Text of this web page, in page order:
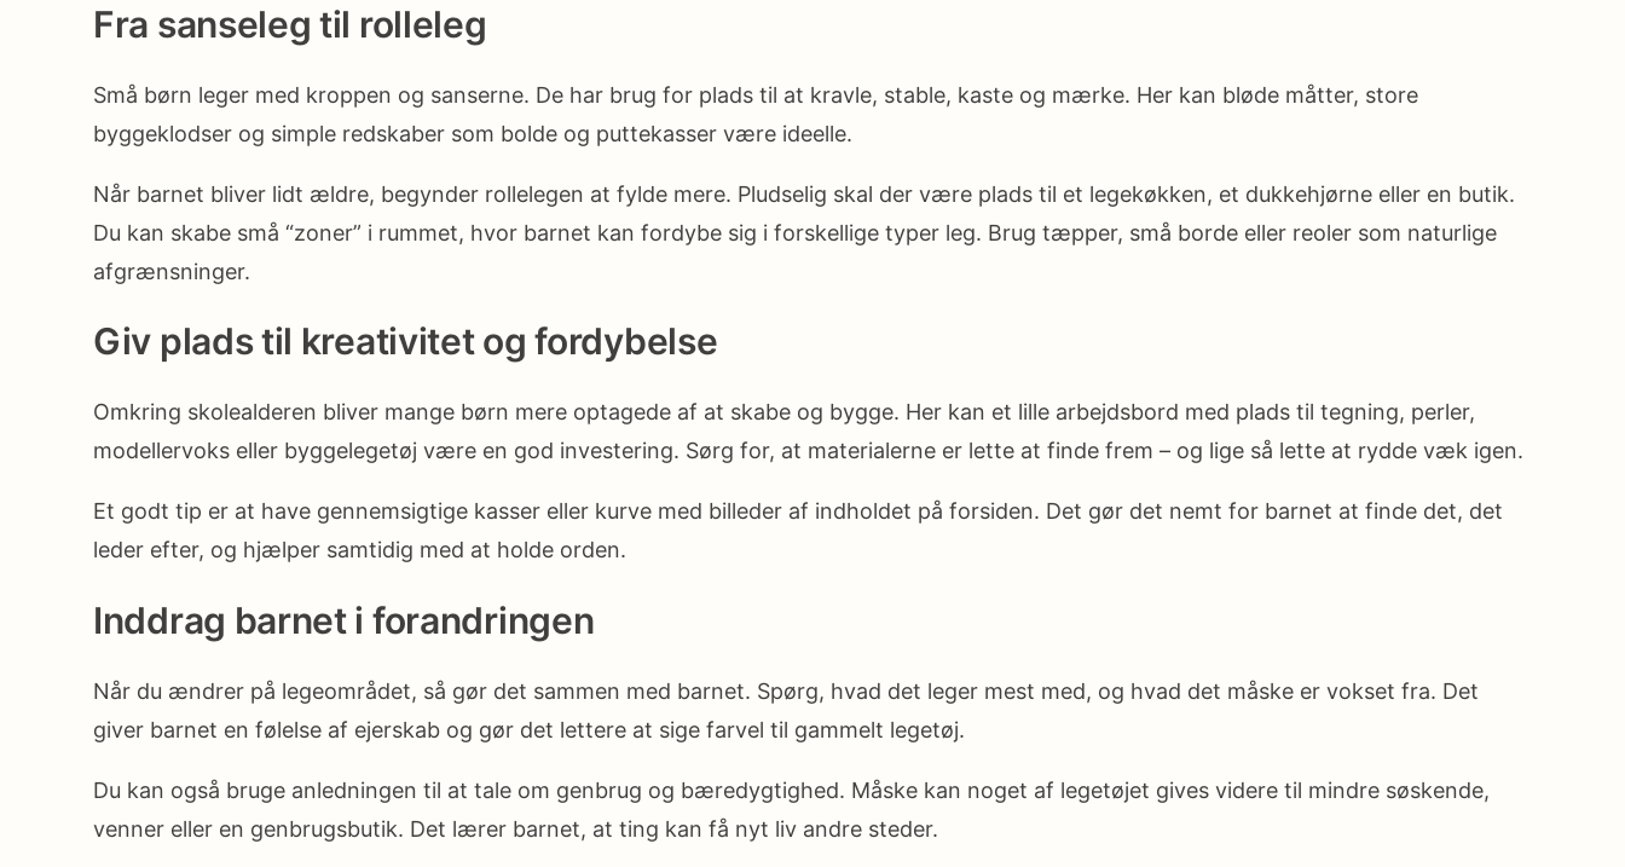
Fra sanseleg til rolleleg
Små børn leger med kroppen og sanserne. De har brug for plads til at kravle, stable, kaste og mærke. Her kan bløde måtter, store
byggeklodser og simple redskaber som bolde og puttekasser være ideelle.
Når barnet bliver lidt ældre, begynder rollelegen at fylde mere. Pludselig skal der være plads til et legekøkken, et dukkehjørne eller en butik.
Du kan skabe små “zoner” i rummet, hvor barnet kan fordybe sig i forskellige typer leg. Brug tæpper, små borde eller reoler som naturlige
afgrænsninger.
Giv plads til kreativitet og fordybelse
Omkring skolealderen bliver mange børn mere optagede af at skabe og bygge. Her kan et lille arbejdsbord med plads til tegning, perler,
modellervoks eller byggelegetøj være en god investering. Sørg for, at materialerne er lette at finde frem – og lige så lette at rydde væk igen.
Et godt tip er at have gennemsigtige kasser eller kurve med billeder af indholdet på forsiden. Det gør det nemt for barnet at finde det, det
leder efter, og hjælper samtidig med at holde orden.
Inddrag barnet i forandringen
Når du ændrer på legeområdet, så gør det sammen med barnet. Spørg, hvad det leger mest med, og hvad det måske er vokset fra. Det
giver barnet en følelse af ejerskab og gør det lettere at sige farvel til gammelt legetøj.
Du kan også bruge anledningen til at tale om genbrug og bæredygtighed. Måske kan noget af legetøjet gives videre til mindre søskende,
venner eller en genbrugsbutik. Det lærer barnet, at ting kan få nyt liv andre steder.